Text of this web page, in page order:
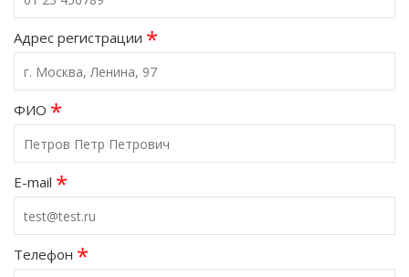
Адрес регистрации *
ФИО *
E-mail *
Телефон *